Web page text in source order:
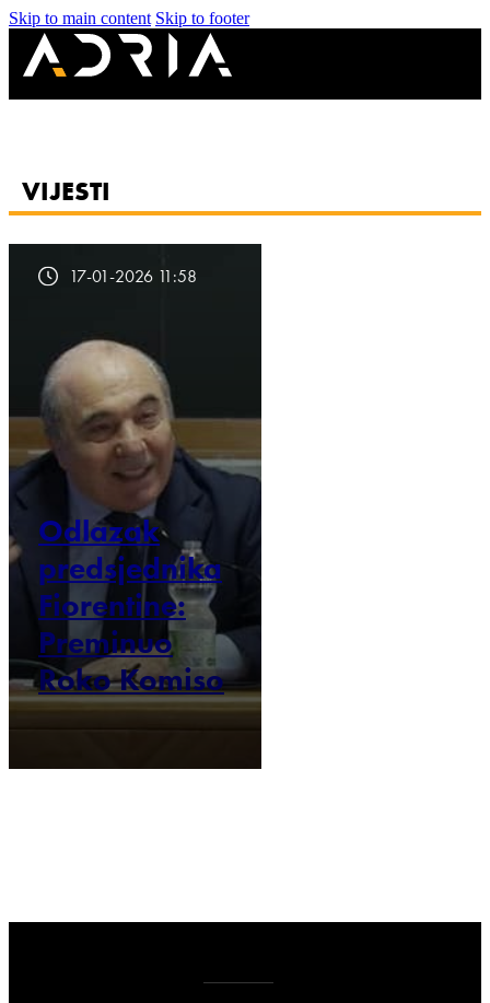
Skip to main content Skip to footer
VIJESTI
17-01-2026 11:58
Odlazak
predsjednika
Fiorentine:
Preminuo
Roko Komiso